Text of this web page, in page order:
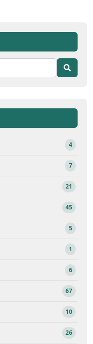
4
7
21
45
5
1
6
67
10
26